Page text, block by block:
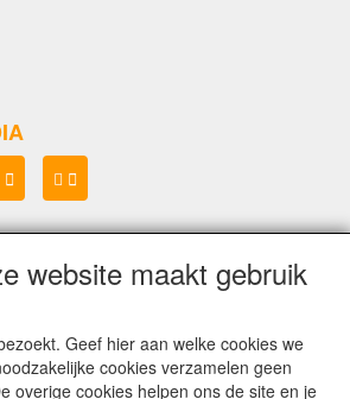
Lenianel v.o.f.
Lenianel v.o.f. Schagen
website maakt gebruik
Geef hier aan welke cookies we
cookies verzamelen geen
overige cookies helpen ons de site en je